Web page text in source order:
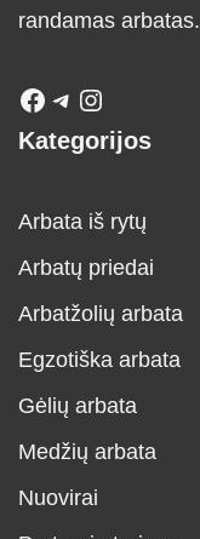
randamas arbatas.
Kategorijos
Arbata iš rytų
Arbatų priedai
Arbatžolių arbata
Egzotiška arbata
Gėlių arbata
Medžių arbata
Nuovirai